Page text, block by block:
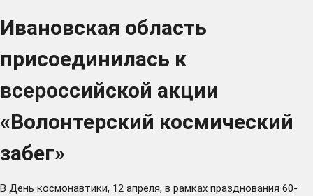
Ивановская область
присоединилась к
всероссийской акции
«Волонтерский космический
забег»
В День космонавтики, 12 апреля, в рамках празднования 60-